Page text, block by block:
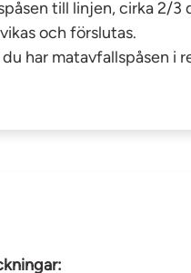
till linjen, cirka 2/3
och förslutas.
har matavfallspåsen i